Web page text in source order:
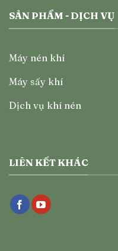
SẢN PHẨM - DỊCH VỤ
Máy nén khí
Máy sấy khí
Dịch vụ khí nén
LIÊN KẾT KHÁC